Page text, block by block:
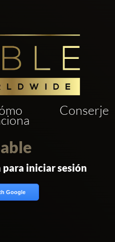
Conserje
iniciar sesión
Google